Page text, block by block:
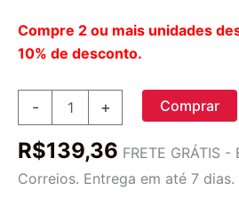
Compre 2 ou mais unidades
10% de desconto.
-
Mountain,
natural
para
+ Comprar
R$139,36 FRETE GRÁTIS
Correios. Entrega em até 7 dias.